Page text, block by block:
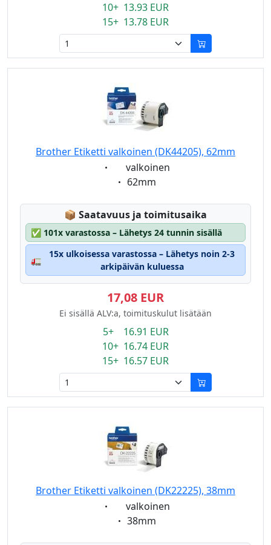
10+ 13.93 EUR
15+ 13.78 EUR
Brother Etiketti valkoinen (DK44205), 62mm
Eigenschaft:
valkoinen
Eigenschaft:
62mm
📦 Lagerstatus:
Saatavuus ja toimitusaika
✅ 101x varastossa – Lähetys 24 tunnin sisällä
🚛
15x ulkoisessa varastossa – Lähetys noin 2-3
arkipäivän kuluessa
17,08 EUR
Ei sisällä ALV:a, toimituskulut lisätään
5+ 16.91 EUR
10+ 16.74 EUR
15+ 16.57 EUR
Brother Etiketti valkoinen (DK22225), 38mm
Eigenschaft:
valkoinen
Eigenschaft:
38mm